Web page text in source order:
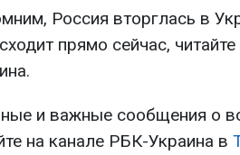
Россия вторглась в
прямо сейчас,
и важные сообщения о
на канале РБК-Украина в